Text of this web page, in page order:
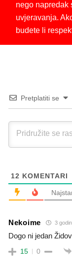
nego napredak
uvjeravanja.
budete li
Pretplatiti se
12 KOMENTARI
Nekoime 3
Dogo ni jedan
15 0